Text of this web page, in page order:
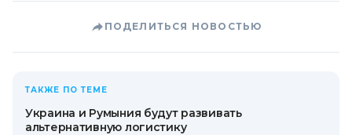
ПОДЕЛИТЬСЯ НОВОСТЬЮ
ТАКЖЕ ПО ТЕМЕ
Украина и Румыния будут развивать
альтернативную логистику